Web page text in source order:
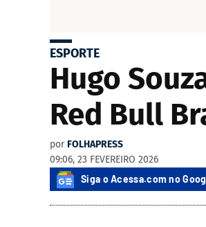
ESPORTE
Hugo
Red Bull
por FOLHAPRESS
09:06, 23 FEVEREIRO 2026
Siga o Acessa.com no